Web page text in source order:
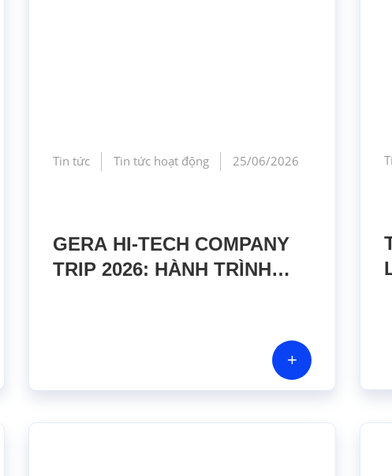
Tin tức Tin tức hoạt động 25/06/2026
GERA HI-TECH COMPANY
TRIP 2026: HÀNH TRÌNH
+